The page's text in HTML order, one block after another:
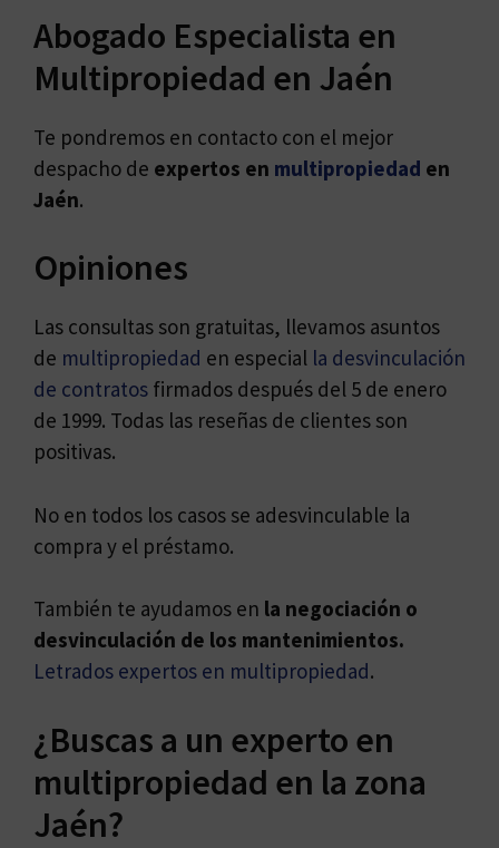
Abogado Especialista en
Multipropiedad en Jaén
Te pondremos en contacto con el mejor
despacho de expertos en multipropiedad en
Jaén.
Opiniones
Las consultas son gratuitas, llevamos asuntos
de multipropiedad en especial la desvinculación
de contratos firmados después del 5 de enero
de 1999. Todas las reseñas de clientes son
positivas.
No en todos los casos se adesvinculable la
compra y el préstamo.
También te ayudamos en la negociación o
desvinculación de los mantenimientos.
Letrados expertos en multipropiedad.
¿Buscas a un experto en
multipropiedad en la zona
Jaén?